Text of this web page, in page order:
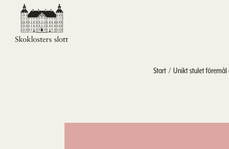
Start Unikt stulet föremål